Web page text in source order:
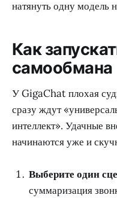
натянуть одну
Как
самообмана
У GigaChat плохая
сразу ждут
интеллект». Удачные
начинаются уже и
Выберите один
суммаризация